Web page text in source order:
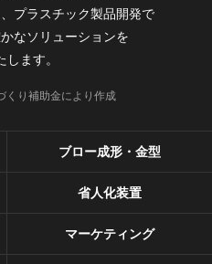
プラスチック製品開発で
なソリューションを
します。
くり補助金により作成
ブロー成形・金型
省人化装置
マーケティング